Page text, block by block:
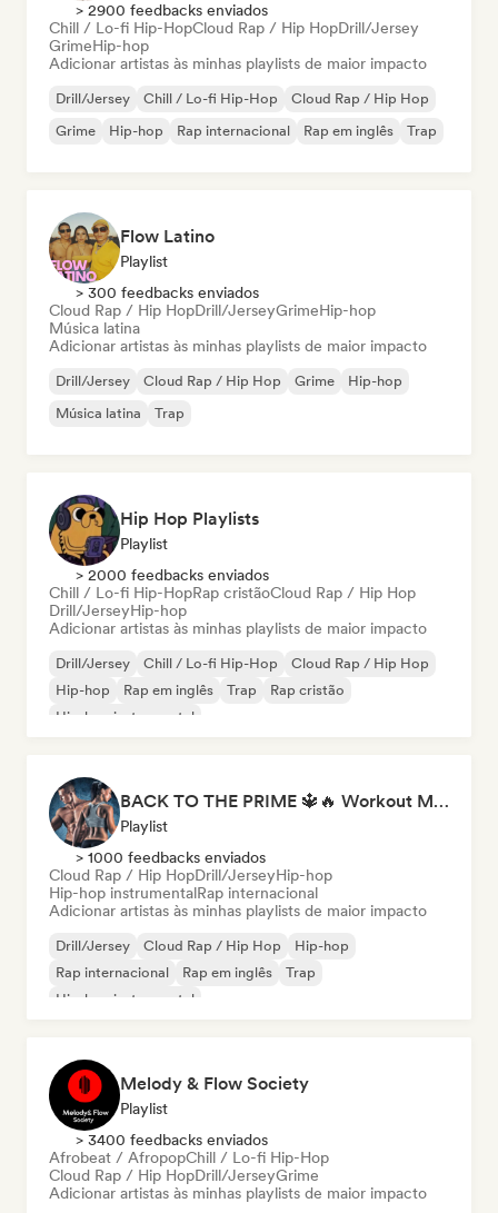
> 2900 feedbacks enviados
Chill / Lo-fi Hip-HopCloud Rap / Hip HopDrill/Jersey
GrimeHip-hop
Adicionar artistas às minhas playlists de maior impacto
Drill/Jersey Chill / Lo-fi Hip-Hop
Cloud Rap / Hip Hop
Grime
Hip-hop Rap internacional Rap em inglês Trap
Flow Latino
Playlist
> 300 feedbacks enviados
Cloud Rap / Hip HopDrill/JerseyGrimeHip-hop
Música latina
Adicionar artistas às minhas playlists de maior impacto
Drill/Jersey Cloud Rap / Hip Hop Grime
Hip-hop
Música latina
Trap
Hip Hop Playlists
Playlist
> 2000 feedbacks enviados
Chill / Lo-fi Hip-HopRap cristãoCloud Rap / Hip Hop
Drill/JerseyHip-hop
Adicionar artistas às minhas playlists de maior impacto
Drill/Jersey Chill / Lo-fi Hip-Hop
Cloud Rap / Hip Hop
Hip-hop
Rap em inglês Trap
Rap cristão
Hip-hop instrumental
BACK TO THE PRIME 🔱🔥 Workout Motivation Playlist
Playlist
> 1000 feedbacks enviados
Cloud Rap / Hip HopDrill/JerseyHip-hop
Hip-hop instrumentalRap internacional
Adicionar artistas às minhas playlists de maior impacto
Drill/Jersey Cloud Rap / Hip Hop
Hip-hop
Rap internacional
Rap em inglês
Trap
Hip-hop instrumental
Melody & Flow Society
Playlist
> 3400 feedbacks enviados
Afrobeat / AfropopChill / Lo-fi Hip-Hop
Cloud Rap / Hip HopDrill/JerseyGrime
Adicionar artistas às minhas playlists de maior impacto